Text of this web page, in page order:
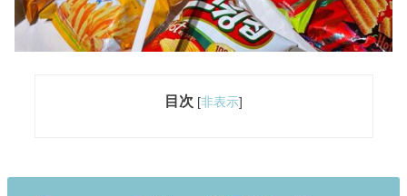
目次 [非表示]